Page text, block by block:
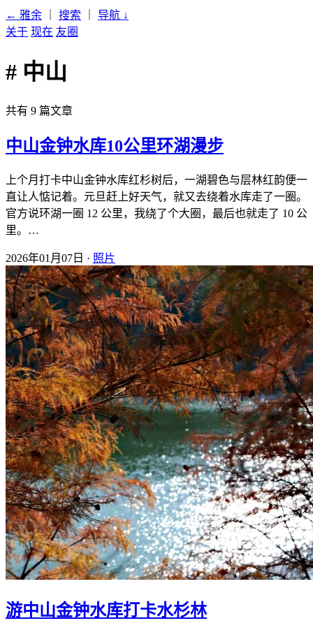
← 雅余 搜索 导航 ↓
关于 现在 友圈
# 中山
共有 9 篇文章
中山金钟水库10公里环湖漫步
上个月打卡中山金钟水库红杉树后，一湖碧色与层林红韵便一
直让人惦记着。元旦赶上好天气，就又去绕着水库走了一圈。
官方说环湖一圈 12 公里，我绕了个大圈，最后也就走了 10 公
里。…
2026年01月07日 · 照片
游中山金钟水库打卡水杉林